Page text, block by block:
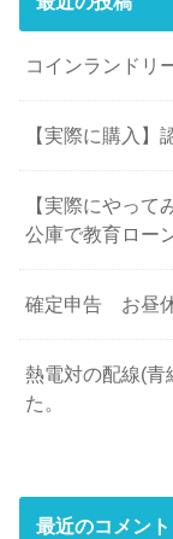
コインランドリ
【実際に購入】
【実際にやっ
公庫で教育ロー
確定申告 お昼
熱電対の配線(青
た。
最近のコメント